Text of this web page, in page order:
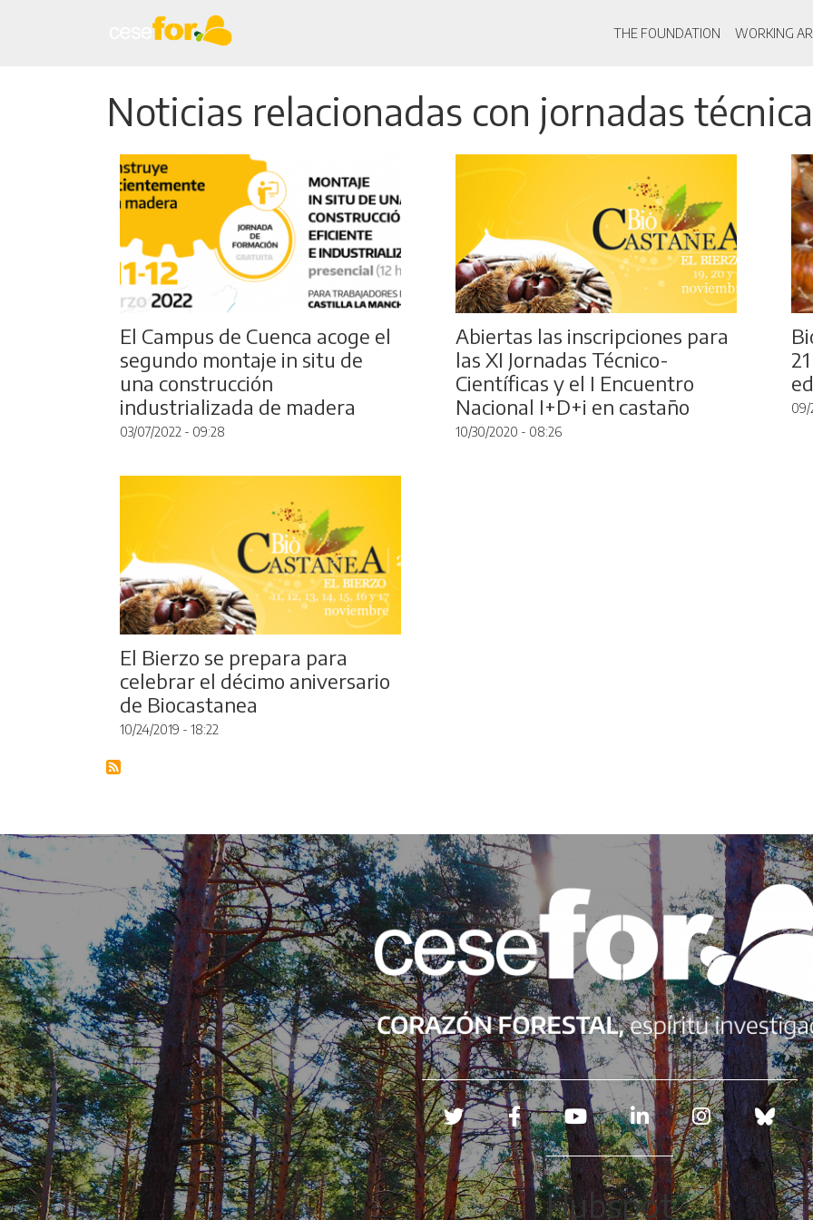
to
main
content
Main
THE FOUNDATION WORKING
Noticias relacionadas con jornadas
El Campus de Cuenca acoge el
segundo montaje in situ de
una construcción
industrializada de madera
03/07/2022 - 09:28
Abiertas las inscripciones para
las XI Jornadas Técnico-
Científicas y el I Encuentro
Nacional I+D+i en castaño
10/30/2020 - 08:26
09/
El Bierzo se prepara para
celebrar el décimo aniversario
de Biocastanea
10/24/2019 - 18:22
Redes sociales
Hubspot